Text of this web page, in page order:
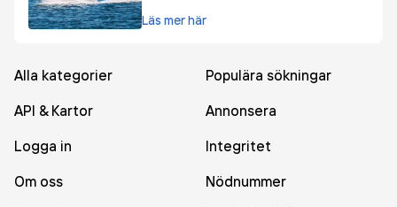
Läs mer här
Alla kategorier
Populära sökningar
API & Kartor
Annonsera
Logga in
Integritet
Om oss
Nödnummer